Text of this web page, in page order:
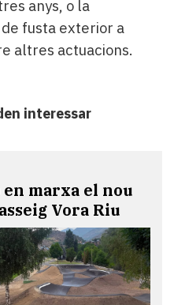
anys, o la
fusta exterior a
altres actuacions.
interessar
marxa el nou
Vora Riu